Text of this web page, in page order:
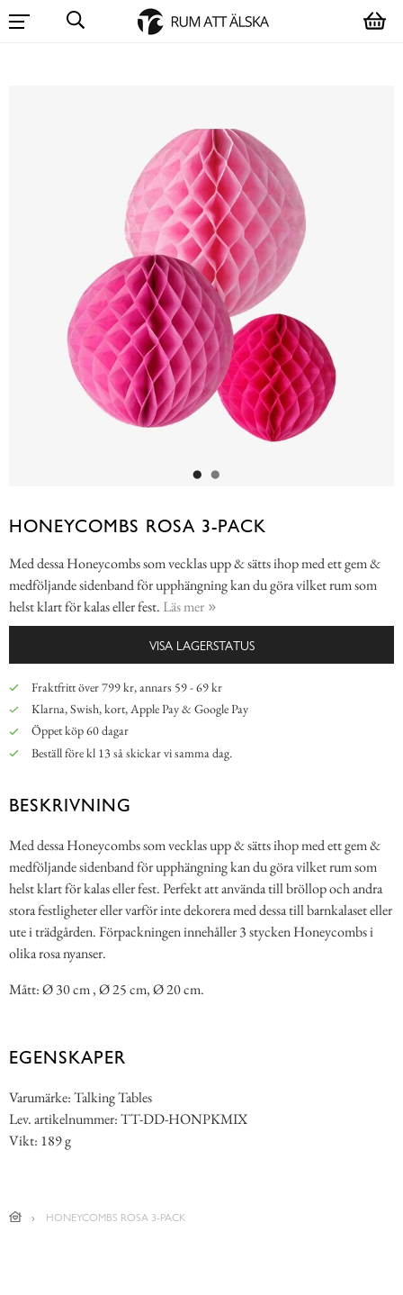
HONEYCOMBS ROSA 3-PACK
Med dessa Honeycombs som vecklas upp & sätts ihop med ett gem &
medföljande sidenband för upphängning kan du göra vilket rum som
helst klart för kalas eller fest. Läs mer
VISA LAGERSTATUS
Fraktfritt över 799 kr, annars 59 - 69 kr
Klarna, Swish, kort, Apple Pay & Google Pay
Öppet köp 60 dagar
Beställ före kl 13 så skickar vi samma dag.
BESKRIVNING
Med dessa Honeycombs som vecklas upp & sätts ihop med ett gem &
medföljande sidenband för upphängning kan du göra vilket rum som
helst klart för kalas eller fest. Perfekt att använda till bröllop och andra
stora festligheter eller varför inte dekorera med dessa till barnkalaset eller
ute i trädgården. Förpackningen innehåller 3 stycken Honeycombs i
olika rosa nyanser.
Mått: Ø 30 cm , Ø 25 cm, Ø 20 cm.
EGENSKAPER
Varumärke: Talking Tables
Lev. artikelnummer: TT-DD-HONPKMIX
Vikt: 189 g
HONEYCOMBS ROSA 3-PACK